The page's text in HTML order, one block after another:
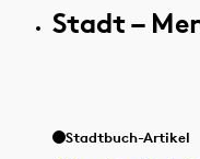
Stadt –
Stadtbuch-Artikel